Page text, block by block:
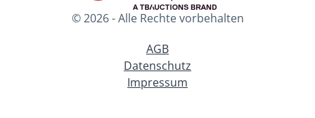
© 2026 - Alle Rechte vorbehalten
AGB
Datenschutz
Impressum